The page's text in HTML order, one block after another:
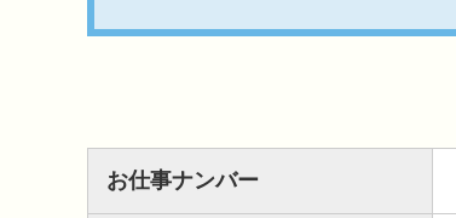
お仕事ナンバー